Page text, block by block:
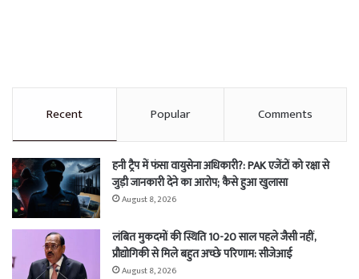
Recent Popular Comments
हनी ट्रैप में फंसा वायुसेना अधिकारी?: PAK एजेंटों को रक्षा से
जुड़ी जानकारी देने का आरोप; कैसे हुआ खुलासा
August 8, 2026
लंबित मुकदमों की स्थिति 10-20 साल पहले जैसी नहीं,
प्रौद्योगिकी से मिले बहुत अच्छे परिणाम: सीजेआई
August 8, 2026